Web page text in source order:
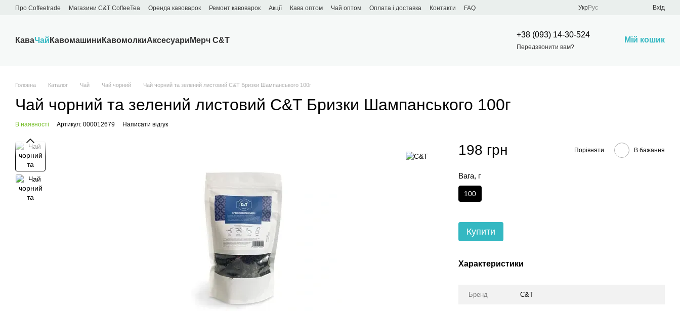
Перейти до основного контенту
Про Сoffeetrade Магазини C&T CoffeeTea Оренда кавоварок Ремонт кавоварок Акції Кава оптом Чай оптом Оплата і доставка Контакти
FAQ
УкрРус Вхід
КаваЧай Кавомашини КавомолкиАксесуари Мерч C&T
+38 (093) 14-30-524
Передзвонити вам?
Мій кошик
Головна Каталог Чай Чай чорний Чай чорний та зелений листовий C&T Бризки Шампанського 100г
Чай чорний та зелений листовий C&T Бризки Шампанського 100г
В наявності Артикул: 000012679 Написати відгук
198 грн Порівняти В бажання
Вага, г
100
Купити
Характеристики
Бренд C&T